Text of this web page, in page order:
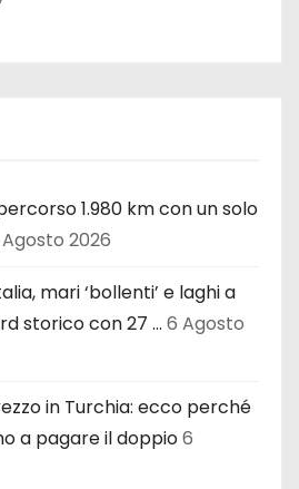
1.980 km con un solo
2026
mari ‘bollenti’ e laghi a
storico con 27 … 6 Agosto
in Turchia: ecco perché
a pagare il doppio6